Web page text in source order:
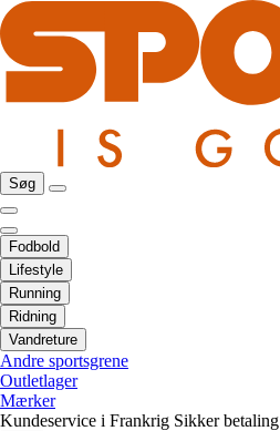
Søg
Fodbold
Lifestyle
Running
Ridning
Vandreture
Andre sportsgrene
Outletlager
Mærker
Kundeservice i Frankrig Sikker betaling